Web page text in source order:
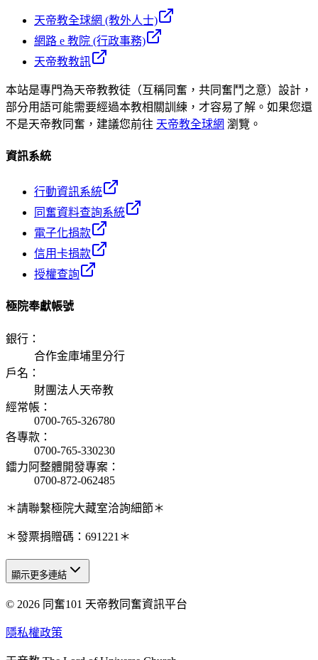
天帝教全球網 (教外人士)
網路 e 教院 (行政事務)
天帝教教訊
本站是專門為天帝教教徒（互稱同奮，共同奮鬥之意）設計，
部分用語可能需要經過本教相關訓練，才容易了解。如果您還
不是天帝教同奮，建議您前往 天帝教全球網 瀏覽。
資訊系統
行動資訊系統
同奮資料查詢系統
電子化捐款
信用卡捐款
授權查詢
極院奉獻帳號
銀行 ：
合作金庫埔里分行
戶名 ：
財團法人天帝教
經常帳 ：
0700-765-326780
各專款 ：
0700-765-330230
鐳力阿整體開發專案 ：
0700-872-062485
＊請聯繫極院大藏室洽詢細節＊
＊發票捐贈碼：691221＊
天人研究總院
天人研究學院
顯示更多連結
© 2026 同奮101 天帝教同奮資訊平台
隱私權政策